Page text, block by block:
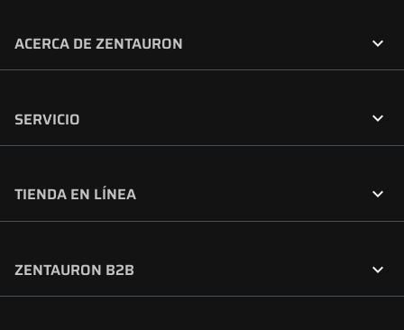
ACERCA DE ZENTAURON 
SERVICIO 
TIENDA EN LÍNEA 
ZENTAURON B2B 